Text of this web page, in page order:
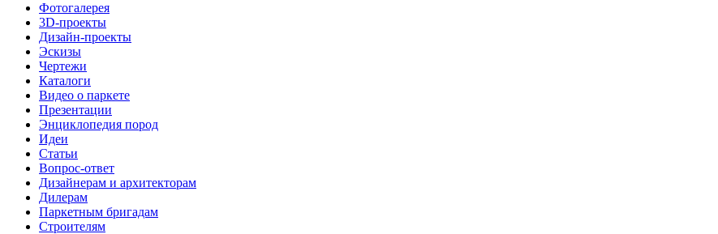
Фотогалерея
3D-проекты
Дизайн-проекты
Эскизы
Чертежи
Каталоги
Видео о паркете
Презентации
Энциклопедия пород
Идеи
Статьи
Вопрос-ответ
Дизайнерам и архитекторам
Дилерам
Паркетным бригадам
Строителям